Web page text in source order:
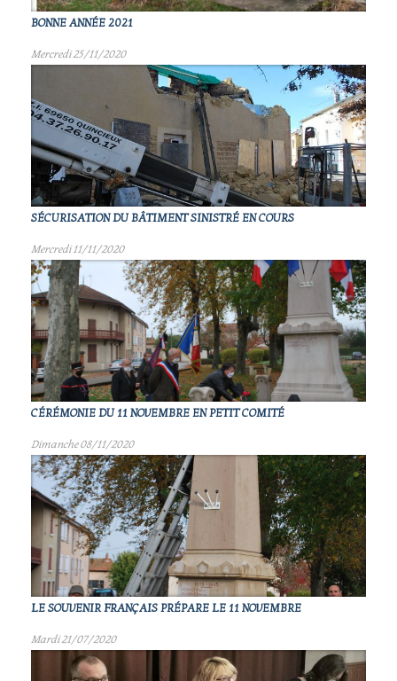
BONNE ANNÉE 2021
Mercredi 25/11/2020
SÉCURISATION DU BÂTIMENT SINISTRÉ EN COURS
Mercredi 11/11/2020
CÉRÉMONIE DU 11 NOVEMBRE EN PETIT COMITÉ
Dimanche 08/11/2020
LE SOUVENIR FRANÇAIS PRÉPARE LE 11 NOVEMBRE
Mardi 21/07/2020